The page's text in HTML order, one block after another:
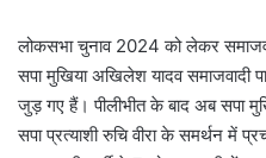
लोकसभा चुनाव 2024 को लेकर
सपा मुखिया अखिलेश यादव समाजवादी
जुड़ गए हैं। पीलीभीत के बाद अब सपा
सपा प्रत्याशी रुचि वीरा के समर्थन में